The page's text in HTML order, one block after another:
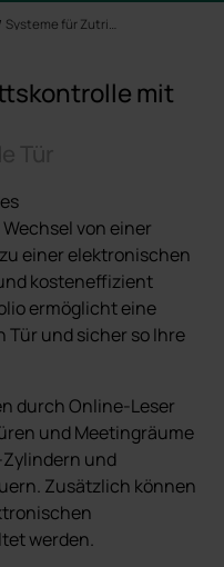
Systeme für Zutrittssteuerung
mit
von einer
einer elektronischen
kosteneffizient
ermöglicht eine
Tür und sicher so Ihre
durch Online-Leser
und Meetingräume
und
Zusätzlich können
werden.